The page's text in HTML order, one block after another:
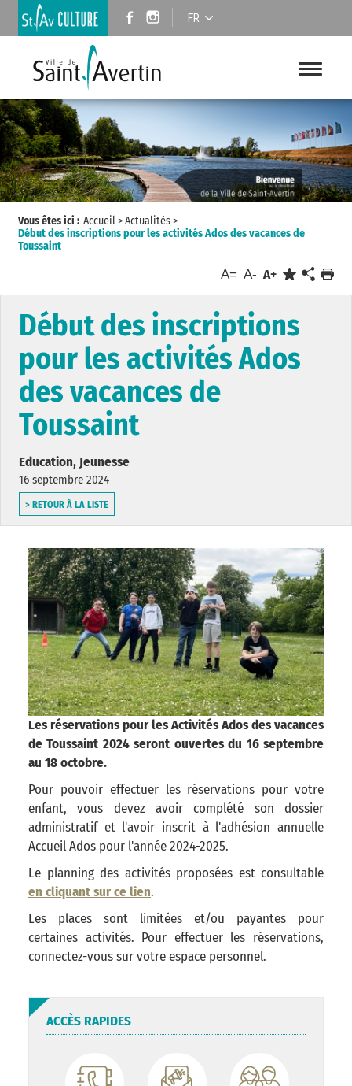
FR
Vous êtes ici : Accueil>Actualités>
Début des inscriptions pour les activités Ados des vacances de
Toussaint
A= A- A+
Début des inscriptions
pour les activités Ados
des vacances de
Toussaint
Education, Jeunesse
16 septembre 2024
> RETOUR À LA LISTE
Les réservations pour les Activités Ados des vacances
de Toussaint 2024 seront ouvertes du 16 septembre
au 18 octobre.
Pour pouvoir effectuer les réservations pour votre
enfant, vous devez avoir complété son dossier
administratif et l'avoir inscrit à l'adhésion annuelle
Accueil Ados pour l'année 2024-2025.
Le planning des activités proposées est consultable
en cliquant sur ce lien.
Les places sont limitées et/ou payantes pour
certaines activités. Pour effectuer les réservations,
connectez-vous sur votre espace personnel.
ACCÈS RAPIDES